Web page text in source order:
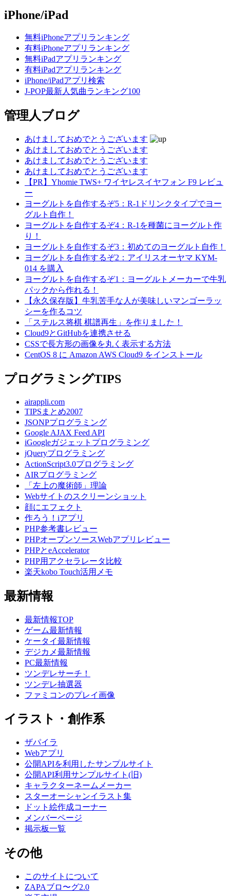
iPhone/iPad
無料iPhoneアプリランキング
有料iPhoneアプリランキング
無料iPadアプリランキング
有料iPadアプリランキング
iPhone/iPadアプリ検索
J-POP最新人気曲ランキング100
管理人ブログ
あけましておめでとうございます
あけましておめでとうございます
あけましておめでとうございます
あけましておめでとうございます
【PR】Yhomie TWS+ ワイヤレスイヤフォン F9 レビュ
ー
ヨーグルトを自作するぞ5：R-1ドリンクタイプでヨー
グルト自作！
ヨーグルトを自作するぞ4：R-1を種菌にヨーグルト作
り！
ヨーグルトを自作するぞ3：初めてのヨーグルト自作！
ヨーグルトを自作するぞ2：アイリスオーヤマ KYM-
014 を購入
ヨーグルトを自作するぞ1：ヨーグルトメーカーで牛乳
パックから作れる！
【永久保存版】牛乳苦手な人が美味しいマンゴーラッ
シーを作るコツ
「ステルス将棋 棋譜再生」を作りました！
Cloud9とGitHubを連携させる
CSSで長方形の画像を丸く表示する方法
CentOS 8 に Amazon AWS Cloud9 をインストール
プログラミングTIPS
airappli.com
TIPSまとめ2007
JSONPプログラミング
Google AJAX Feed API
iGoogleガジェットプログラミング
jQueryプログラミング
ActionScript3.0プログラミング
AIRプログラミング
「左上の魔術師」理論
Webサイトのスクリーンショット
顔にエフェクト
作ろう！iアプリ
PHP参考書レビュー
PHPオープンソースWebアプリレビュー
PHPとeAccelerator
PHP用アクセラレータ比較
楽天kobo Touch活用メモ
最新情報
最新情報TOP
ゲーム最新情報
ケータイ最新情報
デジカメ最新情報
PC最新情報
ツンデレサーチ！
ツンデレ抽選器
ファミコンのプレイ画像
イラスト・創作系
ザパイラ
Webアプリ
公開APIを利用したサンプルサイト
公開API利用サンプルサイト(旧)
キャラクターネームメーカー
スターオーシャンイラスト集
ドット絵作成コーナー
メンバーページ
掲示板一覧
その他
このサイトについて
ZAPAブロ〜グ2.0